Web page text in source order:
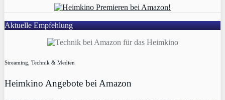
Aktuelle Empfehlung
Streaming, Technik & Medien
Heimkino Angebote bei Amazon